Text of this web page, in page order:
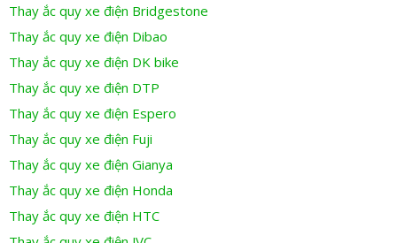
Thay ắc quy xe điện Bridgestone
Thay ắc quy xe điện Dibao
Thay ắc quy xe điện DK bike
Thay ắc quy xe điện DTP
Thay ắc quy xe điện Espero
Thay ắc quy xe điện Fuji
Thay ắc quy xe điện Gianya
Thay ắc quy xe điện Honda
Thay ắc quy xe điện HTC